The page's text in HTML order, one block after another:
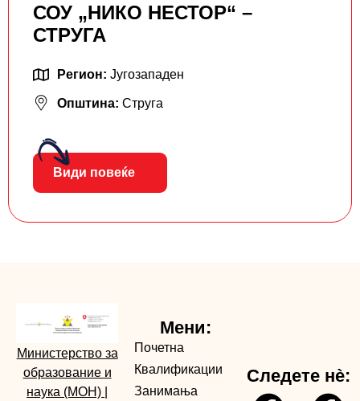
СОУ „НИКО НЕСТОР“ –
СТРУГА
Регион: Југозападен
Општина: Струга
Види повеќе
Министерство за
образование и
наука (МОН)
Мени:
Почетна
Квалификации
Занимања
Следете нè: